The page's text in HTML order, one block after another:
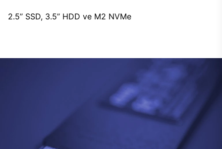
2.5’’ SSD, 3.5’’ HDD ve M2 NVMe